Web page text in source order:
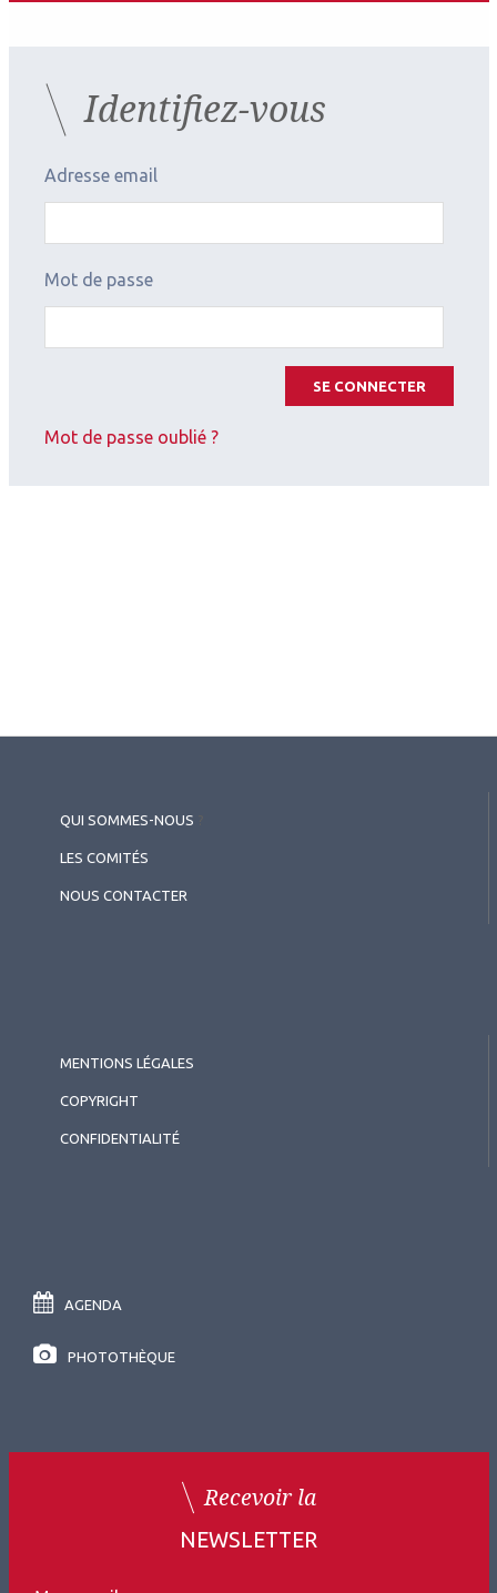
Identifiez-vous
Adresse email
Mot de passe
SE CONNECTER
Mot de passe oublié ?
QUI SOMMES-NOUS
LES COMITÉS
NOUS CONTACTER
MENTIONS LÉGALES
COPYRIGHT
CONFIDENTIALITÉ
AGENDA
PHOTOTHÈQUE
Recevoir la
NEWSLETTER